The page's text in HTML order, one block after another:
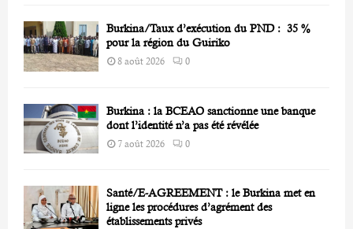
Burkina/Taux d’exécution du PND : 35 %
pour la région du Guiriko
8 août 2026 0
Burkina : la BCEAO sanctionne une banque
dont l’identité n’a pas été révélée
7 août 2026 0
Santé/E-AGREEMENT : le Burkina met en
ligne les procédures d’agrément des
établissements privés